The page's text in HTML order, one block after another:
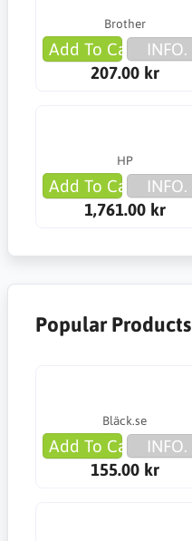
Brother
Add To Cart
INFO.
207.00 kr
HP
Add To Cart
INFO.
1,761.00 kr
Popular Products
Bläck.se
Add To Cart
INFO.
155.00 kr